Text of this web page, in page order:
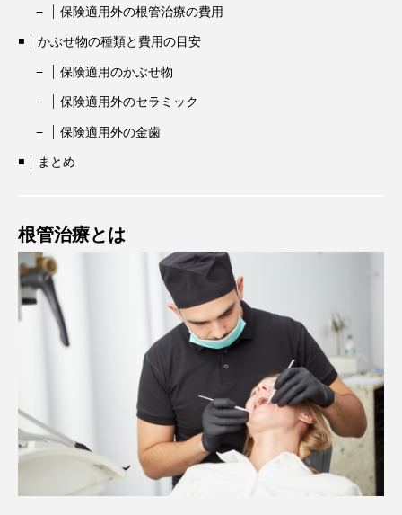
保険適用外の根管治療の費用
かぶせ物の種類と費用の目安
保険適用のかぶせ物
保険適用外のセラミック
保険適用外の金歯
まとめ
根管治療とは